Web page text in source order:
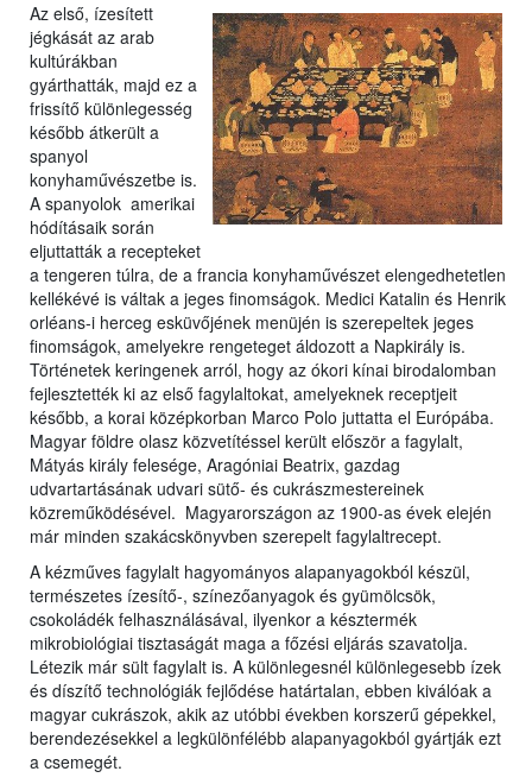
Az első, ízesített
jégkását az arab
kultúrákban
gyárthatták, majd ez a
frissítő különlegesség
később átkerült a
spanyol
konyhaművészetbe is.
A spanyolok amerikai
hódításaik során
eljuttatták a recepteket
a tengeren túlra, de a francia konyhaművészet elengedhetetlen
kellékévé is váltak a jeges finomságok. Medici Katalin és Henrik
orléans-i herceg esküvőjének menüjén is szerepeltek jeges
finomságok, amelyekre rengeteget áldozott a Napkirály is.
Történetek keringenek arról, hogy az ókori kínai birodalomban
fejlesztették ki az első fagylaltokat, amelyeknek receptjeit
később, a korai középkorban Marco Polo juttatta el Európába.
Magyar földre olasz közvetítéssel került először a fagylalt,
Mátyás király felesége, Aragóniai Beatrix, gazdag
udvartartásának udvari sütő- és cukrászmestereinek
közreműködésével. Magyarországon az 1900-as évek elején
már minden szakácskönyvben szerepelt fagylaltrecept.
A kézműves fagylalt hagyományos alapanyagokból készül,
természetes ízesítő-, színezőanyagok és gyümölcsök,
csokoládék felhasználásával, ilyenkor a késztermék
mikrobiológiai tisztaságát maga a főzési eljárás szavatolja.
Létezik már sült fagylalt is. A különlegesnél különlegesebb ízek
és díszítő technológiák fejlődése határtalan, ebben kiválóak a
magyar cukrászok, akik az utóbbi években korszerű gépekkel,
berendezésekkel a legkülönfélébb alapanyagokból gyártják ezt
a csemegét.